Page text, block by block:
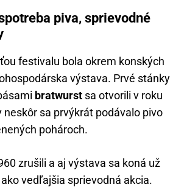
piva, sprievodné
festivalu bola okrem konských
výstava. Prvé stánky
bratwurst sa otvorili v roku
neskôr sa prvýkrát podávalo pivo
pohároch.
zrušili a aj výstava sa koná už
ako vedľajšia sprievodná akcia.